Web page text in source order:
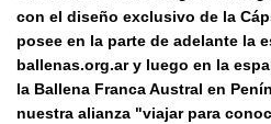
con el diseño exclusivo de la
posee en la parte de adelante la
ballenas.org.ar y luego en la
la Ballena Franca Austral en
nuestra alianza "viajar para